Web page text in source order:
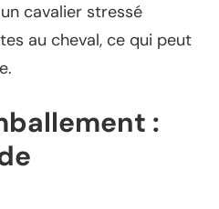
cavalier stressé
au cheval, ce qui peut
: